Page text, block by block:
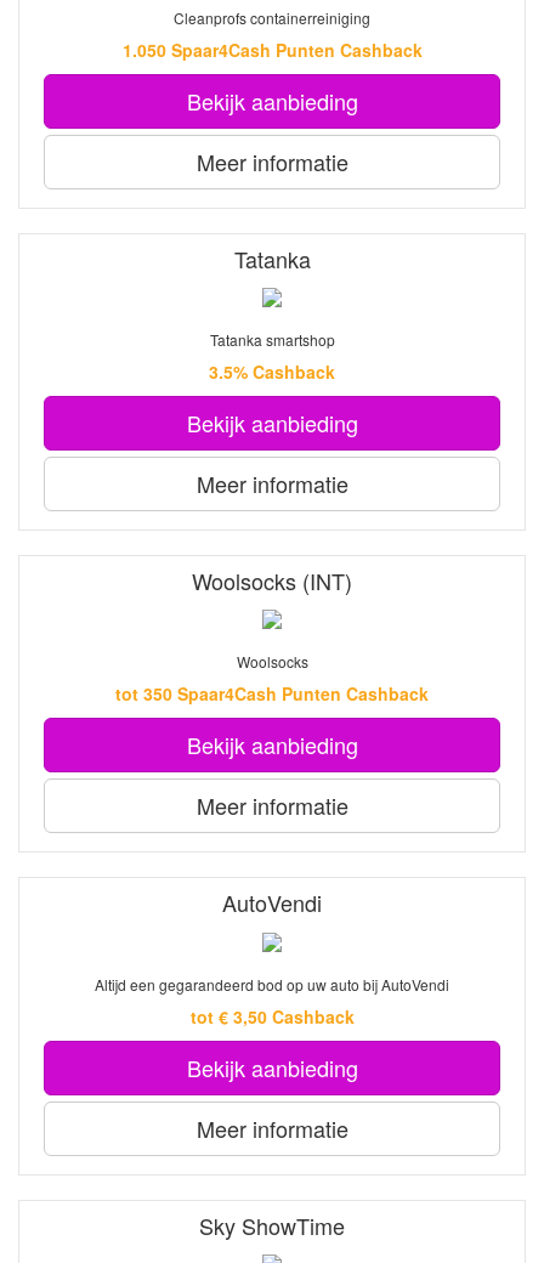
Cleanprofs containerreiniging
1.050 Spaar4Cash Punten Cashback
Bekijk aanbieding
Meer informatie
Tatanka
Tatanka smartshop
3.5% Cashback
Bekijk aanbieding
Meer informatie
Woolsocks (INT)
Woolsocks
tot 350 Spaar4Cash Punten Cashback
Bekijk aanbieding
Meer informatie
AutoVendi
Altijd een gegarandeerd bod op uw auto bij AutoVendi
tot € 3,50 Cashback
Bekijk aanbieding
Meer informatie
Sky ShowTime